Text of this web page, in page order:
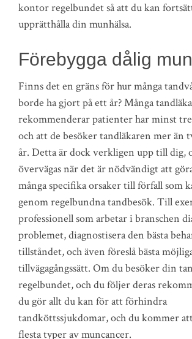
kontor regelbundet så att du kan
upprätthålla din munhälsa.
Förebygga dålig
Finns det en gräns för hur många
borde ha gjort på ett år? Många
rekommenderar patienter har minst
och att de besöker tandläkaren mer än
år. Detta är dock verkligen upp till dig,
övervägas när det är nödvändigt att
många specifika orsaker till förfall som
genom regelbundna tandbesök. Till
professionell som arbetar i branschen
problemet, diagnostisera den bästa
tillståndet, och även föreslå bästa
tillvägagångssätt. Om du besöker din
regelbundet, och du följer deras
du gör allt du kan för att förhindra
tandköttssjukdomar, och du kommer
flesta typer av muncancer.